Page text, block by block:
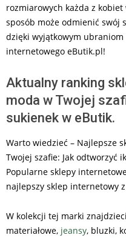
rozmiarowych każda z
sposób może odmienić swój
dzięki wyjątkowym
internetowego eButik.pl!
Aktualny ranking
moda w Twojej
sukienek w eButik.
Warto wiedzieć – Najlepsze
Twojej szafie: Jak odtworzyć
Popularne sklepy
najlepszy sklep internetowy
W kolekcji tej marki
materiałowe, jeansy, bluzki,